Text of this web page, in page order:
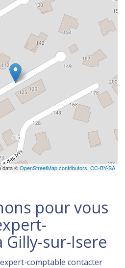
data ©OpenStreetMap contributors, CC-BY-SA
pour vous
Gilly-sur-Isere
comptable contacter